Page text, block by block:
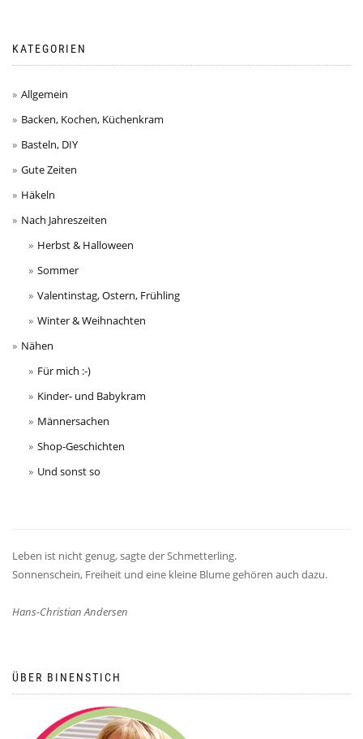
KATEGORIEN
Allgemein
Backen, Kochen, Küchenkram
Basteln, DIY
Gute Zeiten
Häkeln
Nach Jahreszeiten
Herbst & Halloween
Sommer
Valentinstag, Ostern, Frühling
Winter & Weihnachten
Nähen
Für mich :-)
Kinder- und Babykram
Männersachen
Shop-Geschichten
Und sonst so
Leben ist nicht genug, sagte der Schmetterling.
Sonnenschein, Freiheit und eine kleine Blume gehören auch dazu.
Hans-Christian Andersen
ÜBER BINENSTICH